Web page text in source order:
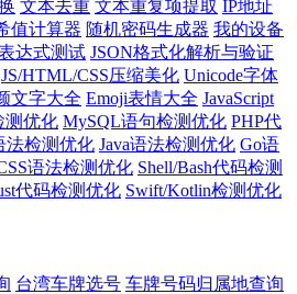
文本去重 文本重复项提取 IP地址
值计算器 随机密码生成器 我的设备
达式测试 JSON格式化解析与验证
JS/HTML/CSS压缩美化 Unicode字体
文字大全 Emoji表情大全 JavaScript
测优化 MySQL语句检测优化 PHP代
法检测优化 Java语法检测优化 Go语
语法检测优化 Shell/Bash代码检测
代码检测优化 Swift/Kotlin检测优化
台湾车牌选号 车牌号码归属地查询